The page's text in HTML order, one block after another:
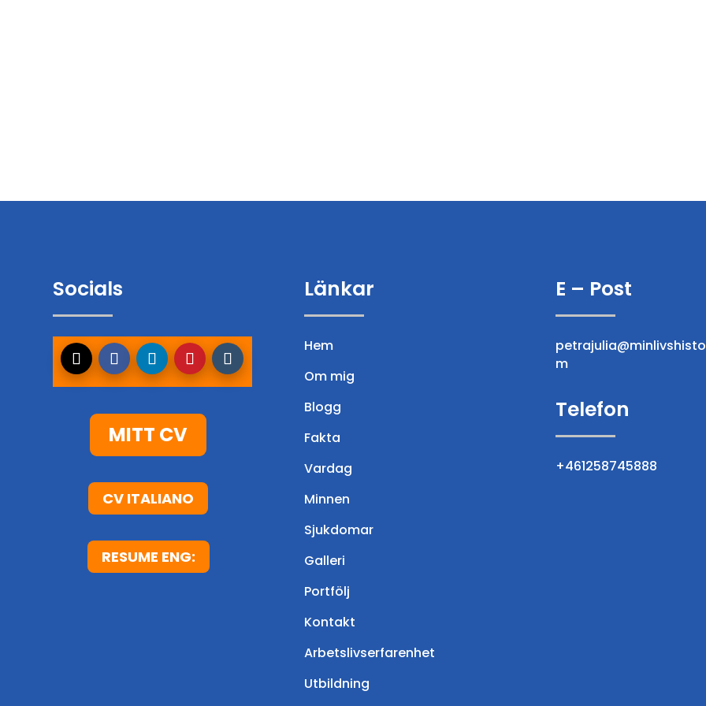
Socials
MITT CV
CV ITALIANO
RESUME ENG:
Länkar
Hem
Om mig
Blogg
Fakta
Vardag
Minnen
Sjukdomar
Galleri
Portfölj
Kontakt
Arbetslivserfarenhet
Utbildning
E – Post
m
Telefon
+461258745888